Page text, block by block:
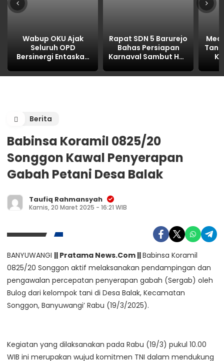
Wabup OKU Ajak
Seluruh OPD
Bersinergi Entaskan
Program 3 Juta
Rapat SDN 5 Barurejo
Bahas Persiapan
Karnaval Sambut HUT
Tani
Berita
Babinsa Koramil 0825/20
Songgon Kawal Penyerapan
Gabah Petani Desa Balak
Taufiq Rahmansyah
Kamis, 20 Maret 2025 - 16:21 WIB
BANYUWANGI || Pratama News.Com ||Babinsa Koramil
0825/20 Songgon aktif melaksanakan pendampingan dan
pengawalan percepatan penyerapan gabah (Sergab) oleh
Bulog dari kelompok tani di Desa Balak, Kecamatan
Songgon, Banyuwangi’ Rabu (19/3/2025).
Kegiatan yang dilaksanakan pada Rabu (19/3) pukul 10.00
WIB ini merupakan wujud komitmen TNI dalam mendukung